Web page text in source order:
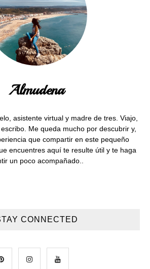
Almudena
asistente virtual y madre de tres. Viajo,
Me queda mucho por descubrir y,
que compartir en este pequeño
encuentres aquí te resulte útil y te haga
un poco acompañado..
CONNECTED